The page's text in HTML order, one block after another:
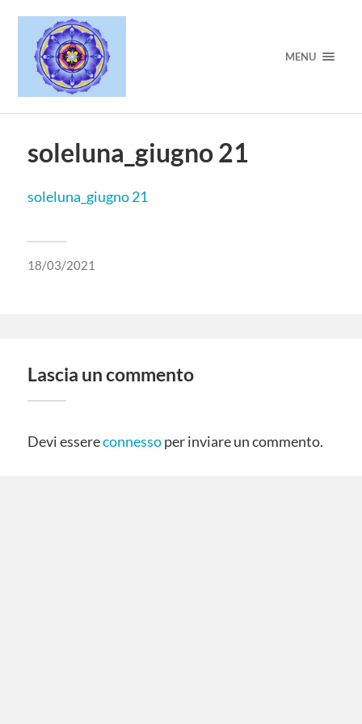
MENU
soleluna_giugno 21
soleluna_giugno 21
18/03/2021
Lascia un commento
Devi essereconnessoper inviare un commento.